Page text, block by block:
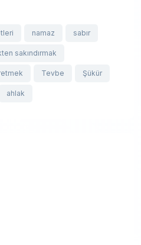
namaz sabır
sakındırmak
Tevbe Şükür
ahlak